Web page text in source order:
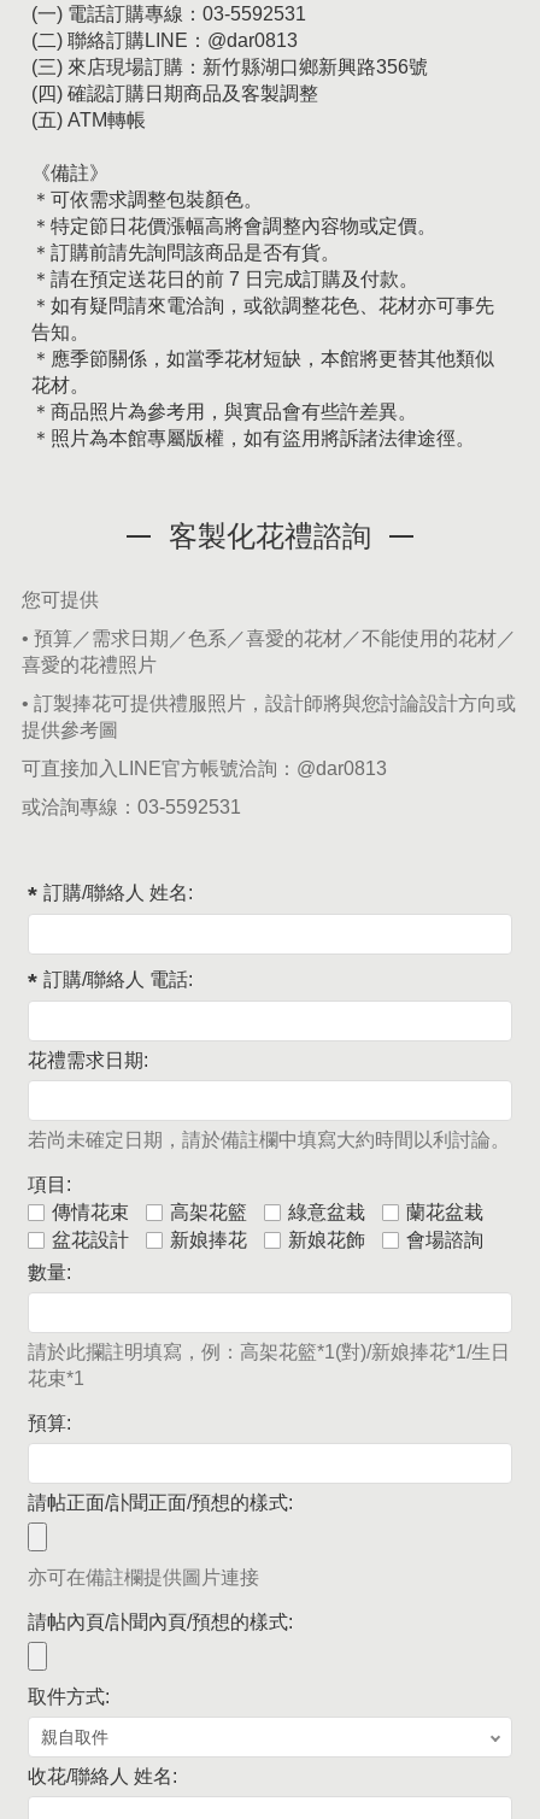
(一) 電話訂購專線：03-5592531
(二) 聯絡訂購LINE：@dar0813
(三) 來店現場訂購：新竹縣湖口鄉新興路356號
(四) 確認訂購日期商品及客製調整
(五) ATM轉帳
《備註》
＊可依需求調整包裝顏色。
＊特定節日花價漲幅高將會調整內容物或定價。
＊訂購前請先詢問該商品是否有貨。
＊請在預定送花日的前 7 日完成訂購及付款。
＊如有疑問請來電洽詢，或欲調整花色、花材亦可事先
告知。
＊應季節關係，如當季花材短缺，本館將更替其他類似
花材。
＊商品照片為參考用，與實品會有些許差異。
＊照片為本館專屬版權，如有盜用將訴諸法律途徑。
客製化花禮諮詢
您可提供
• 預算／需求日期／色系／喜愛的花材／不能使用的花材／
喜愛的花禮照片
• 訂製捧花可提供禮服照片，設計師將與您討論設計方向或
提供參考圖
可直接加入LINE官方帳號洽詢： @dar0813
或洽詢專線： 03-5592531
訂購/聯絡人 姓名:
訂購/聯絡人 電話:
花禮需求日期:
若尚未確定日期，請於備註欄中填寫大約時間以利討論。
項目:
傳情花束
高架花籃 綠意盆栽
蘭花盆栽
盆花設計
新娘捧花 新娘花飾
會場諮詢
數量:
請於此攔註明填寫，例：高架花籃*1(對)/新娘捧花*1/生日
花束*1
預算:
請帖正面/訃聞正面/預想的樣式:
亦可在備註欄提供圖片連接
請帖內頁/訃聞內頁/預想的樣式:
取件方式:
收花/聯絡人 姓名: